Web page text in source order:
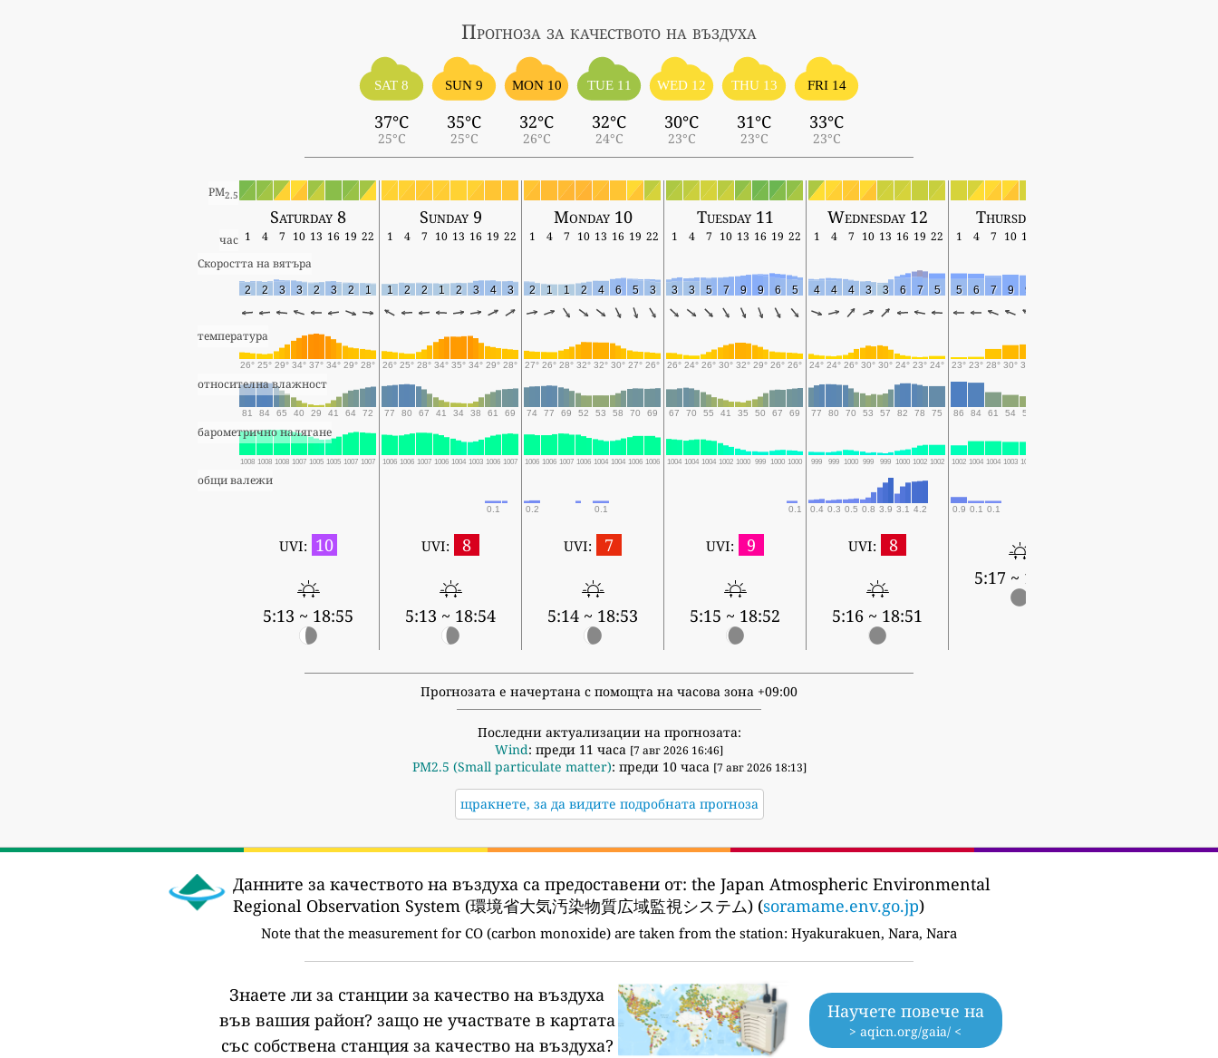
Прогноза за качеството на въздуха
SAT 8
37°C
25°C
SUN 9
35°C
25°C
MON 10
32°C
26°C
TUE 11
32°C
24°C
WED 12
30°C
23°C
THU 13
31°C
23°C
FRI 14
33°C
23°C
PM2.5
Saturday 8 Sunday 9 Monday 10 Tuesday 11 Wednesday 12 Thursday 13
час 1 4 7 10 13 16 19 22 1 4 7 10 13 16 19 22 1 4 7 10 13 16 19 22 1 4 7 10 13 16 19 22 1 4 7 10 13 16 19 22 1 4 7 10 13
Скоростта на вятъра
2 2 3 3 2 3 2 1 1 2 2 1 2 3 4 3 2 1 1 2 4 6 5 3 3 3 5 7 9 9 6 5 4 4 4 3 3 6 7 5 5 6 7 9 9
температура
26° 25° 29° 34° 37° 34° 29° 28° 26° 25° 28° 34° 35° 34° 29° 28° 27° 26° 28° 32° 32° 30° 27° 26° 26° 24° 26° 30° 32° 29° 26° 26° 24° 24° 26° 30° 30° 24° 23° 24° 23° 23° 28° 30° 31°
относителна влажност
81 84 65 40 29 41 64 72 77 80 67 41 34 38 61 69 74 77 69 52 53 58 70 69 67 70 55 41 35 50 67 69 77 80 70 53 57 82 78 75 86 84 61 54 50
барометрично налягане
1008 1008 1008 1007 1005 1005 1007 1007 1006 1006 1007 1006 1004 1003 1006 1007 1006 1006 1007 1006 1004 1004 1006 1006 1004 1004 1004 1002 1000 999 1000 1000 999 999 1000 999 999 1000 1002 1002 1002 1004 1004 1003 1003
общи валежи
0.1 0.2 0.1 0.1 0.4 0.3 0.5 0.8 3.9 3.1 4.2 0.9 0.1 0.1
UVI: 10
5:13 ~ 18:55
UVI: 8
5:13 ~ 18:54
UVI: 7
5:14 ~ 18:53
UVI: 9
5:15 ~ 18:52
UVI: 8
5:16 ~ 18:51
5:17 ~ 18:50
Прогнозата е начертана с помощта на часова зона +09:00
Последни актуализации на прогнозата:
Wind: преди 11 часа [7 авг 2026 16:46]
PM2.5 (Small particulate matter): преди 10 часа [7 авг 2026 18:13]
щракнете, за да видите подробната прогноза
Данните за качеството на въздуха са предоставени от: the Japan Atmospheric Environmental
Regional Observation System (環境省大気汚染物質広域監視システム) (soramame.env.go.jp)
Note that the measurement for CO (carbon monoxide) are taken from the station: Hyakurakuen, Nara, Nara
Знаете ли за станции за качество на въздуха
във вашия район? защо не участвате в картата
със собствена станция за качество на въздуха?
Научете повече на
> aqicn.org/gaia/ <